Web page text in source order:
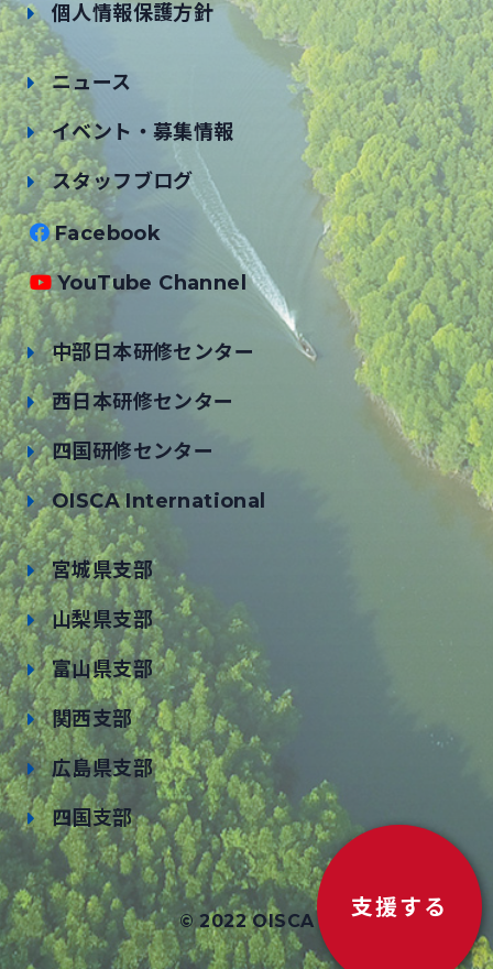
支援する
個人情報保護方針
ニュース
イベント・募集情報
スタッフブログ
Facebook
YouTube Channel
中部日本研修センター
西日本研修センター
四国研修センター
OISCA International
宮城県支部
山梨県支部
富山県支部
関西支部
広島県支部
四国支部
© 2022 OISCA